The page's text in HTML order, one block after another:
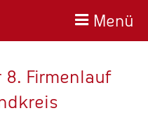
Menü
8. Firmenlauf